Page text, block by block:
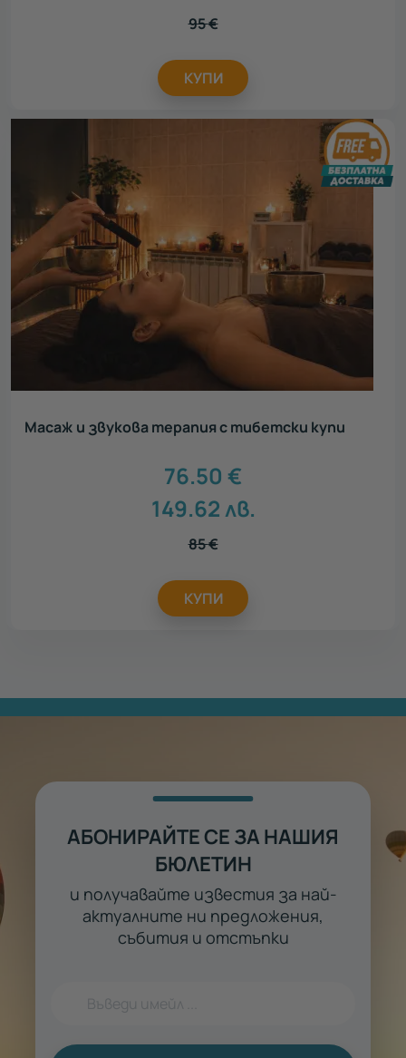
95€
КУПИ
Масаж и звукова терапия с тибетски купи
76.50 €
149.62лв.
85€
КУПИ
АБОНИРАЙТЕ СЕ ЗА НАШИЯ
БЮЛЕТИН
и получавайте известия за най-
актуалните ни предложения,
събития и отстъпки